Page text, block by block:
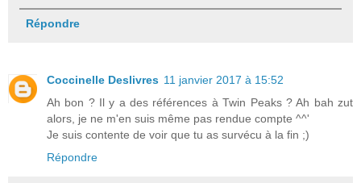
Répondre
Coccinelle Deslivres 11 janvier 2017 à 15:52
Ah bon ? Il y a des références à Twin Peaks ? Ah bah zut
alors, je ne m'en suis même pas rendue compte ^^'
Je suis contente de voir que tu as survécu à la fin ;)
Répondre